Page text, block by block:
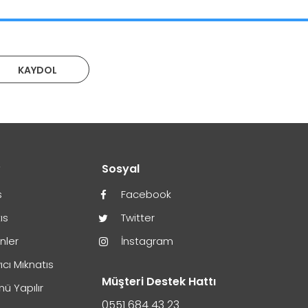
KAYDOL
Mıknatıs
Yapılır
Sosyal
Facebook
Twitter
İnstagram
Müşteri Destek Hattı
0551 684 43 23